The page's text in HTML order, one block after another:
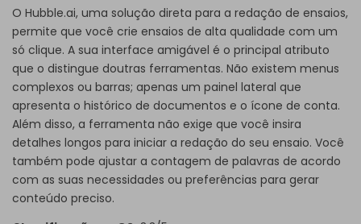
O Hubble.ai, uma solução direta para a redação de ensaios,
permite que você crie ensaios de alta qualidade com um
só clique. A sua interface amigável é o principal atributo
que o distingue doutras ferramentas. Não existem menus
complexos ou barras; apenas um painel lateral que
apresenta o histórico de documentos e o ícone de conta.
Além disso, a ferramenta não exige que você insira
detalhes longos para iniciar a redação do seu ensaio. Você
também pode ajustar a contagem de palavras de acordo
com as suas necessidades ou preferências para gerar
conteúdo preciso.